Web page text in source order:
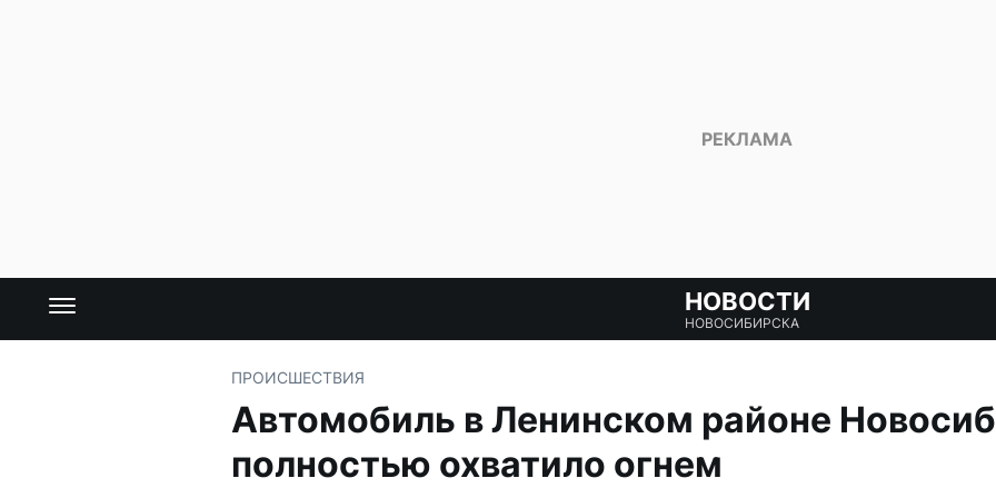
НОВОСТИ
НОВОСИБИРСКА
ПРОИСШЕСТВИЯ
Автомобиль в Ленинском районе
полностью охватило огнем